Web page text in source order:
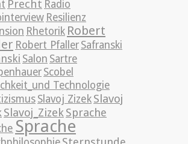
Precht Radio
Resilienz
Rhetorik Robert
Robert Pfaller Safranski
Salon Sartre
Scobel
Technologie
Slavoj Zizek Slavoj
Slavoj_ZizekSprache
Sprache